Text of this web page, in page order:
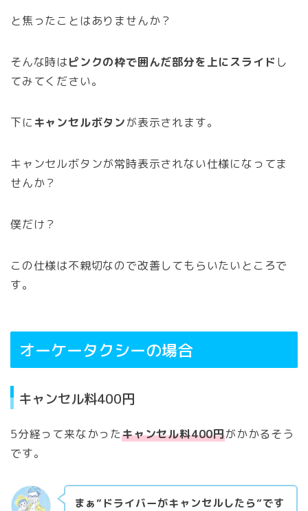
と焦ったことはありませんか？
そんな時はピンクの枠で囲んだ部分を上にスライド し
てみてください。
下に キャンセルボタンが表示されます。
キャンセルボタンが常時表示されない仕様になってま
せんか？
僕だけ？
この仕様は不親切なので改善してもらいたいところで
す。
オーケータクシーの場合
キャンセル料400円
5分経って来なかったキャンセル料400円がかかるそう
です。
まぁ”ドライバーがキャンセルしたら”です